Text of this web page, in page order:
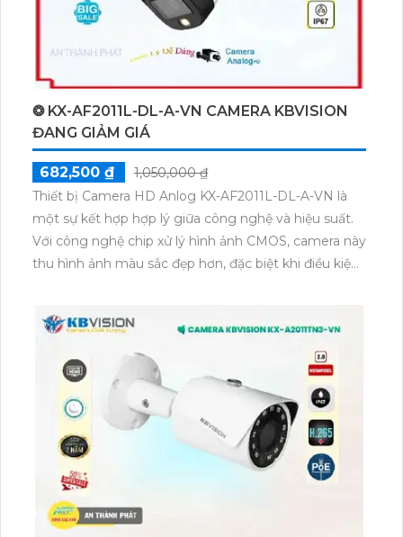
cho việc giám sát tại các nơi công cộng, văn phòng,
nhà riêng và các khu vực khác.
❂ KX-AF2011L-DL-A-VN CAMERA KBVISION
ĐANG GIẢM GIÁ
682,500 ₫
1,050,000 ₫
Thiết bị Camera HD Anlog KX-AF2011L-DL-A-VN là
một sự kết hợp hợp lý giữa công nghệ và hiệu suất.
Với công nghệ chip xử lý hình ảnh CMOS, camera này
thu hình ảnh màu sắc đẹp hơn, đặc biệt khi điều kiện
sáng. Đặc biệt, camera có giá rẻ và tiết kiệm, đáng tin
cậy trên nền tảng AHD CVI TVI BCS HD, giúp hệ
thống ổn định màu sắc và sáng đẹp với độ phân giải
2.0 MP. Thiết bị còn hỗ trợ đầu ghi tích hợp công
nghệ nhìn đêm chất lượng, mang lại hình ảnh màu
sắc ban đêm.